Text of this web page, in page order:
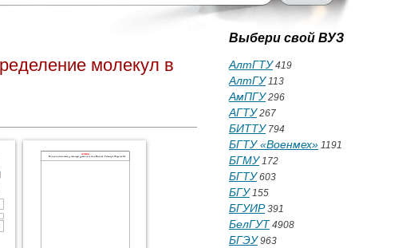
молекул в
Выбери свой ВУЗ
АлтГТУ419
АлтГУ113
АмПГУ296
АГТУ267
БИТТУ794
БГТУ «Военмех» 1191
БГМУ172
БГТУ603
БГУ155
БГУИР391
БелГУТ 4908
БГЭУ963